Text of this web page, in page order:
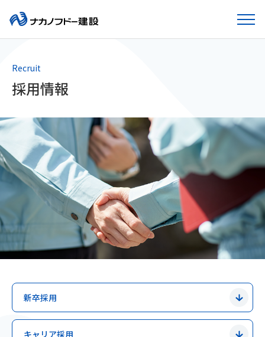
Recruit
採用情報
新卒採用
キャリア採用